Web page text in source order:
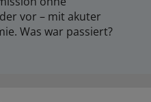
vor – mit akuter
Was war passiert?